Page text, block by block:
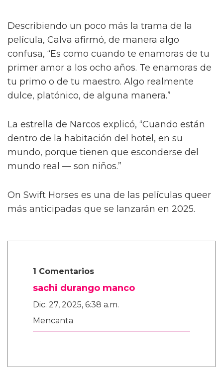
Describiendo un poco más la trama de la
película, Calva afirmó, de manera algo
confusa, “Es como cuando te enamoras de tu
primer amor a los ocho años. Te enamoras de
tu primo o de tu maestro. Algo realmente
dulce, platónico, de alguna manera.”
La estrella de Narcos explicó, “Cuando están
dentro de la habitación del hotel, en su
mundo, porque tienen que esconderse del
mundo real — son niños.”
On Swift Horses es una de las películas queer
más anticipadas que se lanzarán en 2025.
1 Comentarios
sachi durango manco
Dic. 27, 2025, 6:38 a.m.
Mencanta